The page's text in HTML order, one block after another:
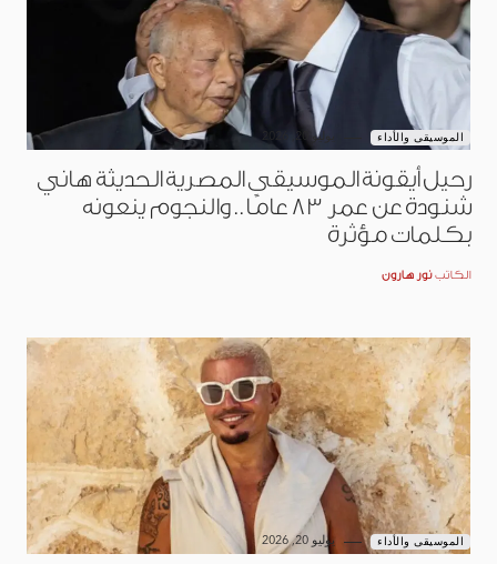
الموسيقى والأداء يوليو 20, 2026
رحيل أيقونة الموسيقى المصرية الحديثة هاني
شنودة عن عمر 83 عامًا.. والنجوم ينعونه
بكلمات مؤثرة
الكاتب نور هارون
الموسيقى والأداء يوليو 20, 2026